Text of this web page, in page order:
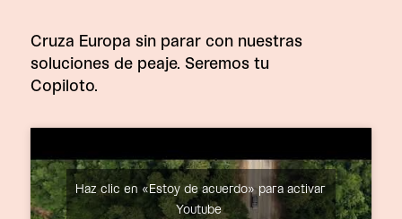
Cruza Europa sin parar con nuestras
soluciones de peaje. Seremos tu
Copiloto.
Haz clic en «Estoy de acuerdo» para activar
Youtube